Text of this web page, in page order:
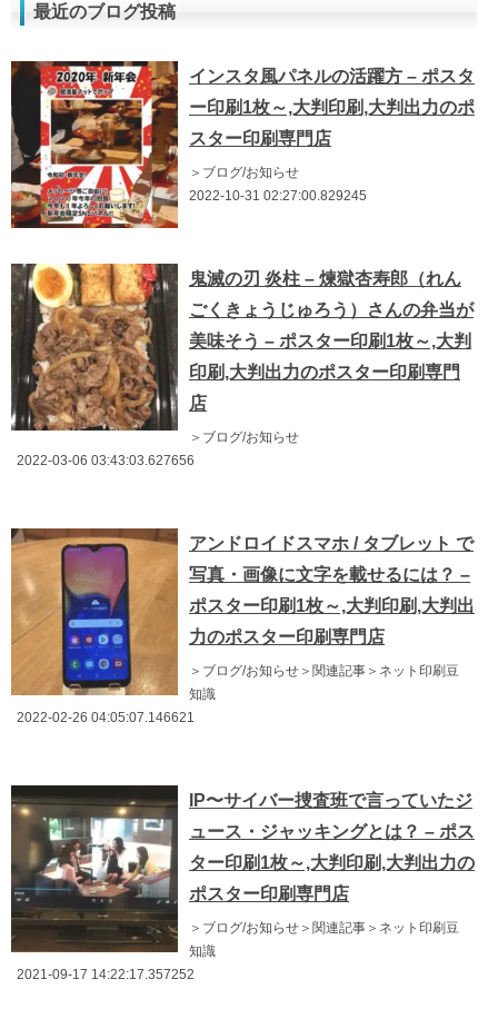
最近のブログ投稿
インスタ風パネルの活躍方 – ポスタ
ー印刷1枚～,大判印刷,大判出力のポ
スター印刷専門店
＞ブログ/お知らせ
2022-10-31 02:27:00.829245
鬼滅の刃 炎柱 – 煉獄杏寿郎（れん
ごくきょうじゅろう）さんの弁当が
美味そう – ポスター印刷1枚～,大判
印刷,大判出力のポスター印刷専門
店
＞ブログ/お知らせ
2022-03-06 03:43:03.627656
アンドロイドスマホ / タブレット で
写真・画像に文字を載せるには？ –
ポスター印刷1枚～,大判印刷,大判出
力のポスター印刷専門店
＞ブログ/お知らせ＞関連記事＞ネット印刷豆
知識
2022-02-26 04:05:07.146621
IP〜サイバー捜査班で言っていたジ
ュース・ジャッキングとは？ – ポス
ター印刷1枚～,大判印刷,大判出力の
ポスター印刷専門店
＞ブログ/お知らせ＞関連記事＞ネット印刷豆
知識
2021-09-17 14:22:17.357252